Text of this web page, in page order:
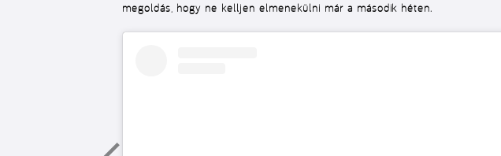
megoldás, hogy ne kelljen elmenekülni már a második héten.